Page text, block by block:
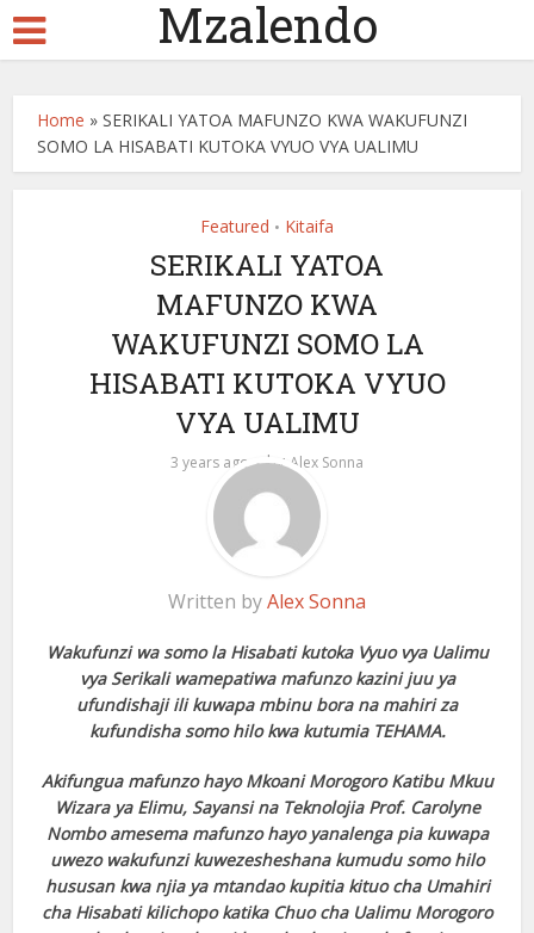
Mzalendo
Home »SERIKALI YATOA MAFUNZO KWA WAKUFUNZI
SOMO LA HISABATI KUTOKA VYUO VYA UALIMU
Featured • Kitaifa
SERIKALI YATOA
MAFUNZO KWA
WAKUFUNZI SOMO LA
HISABATI KUTOKA VYUO
VYA UALIMU
3 years ago by Alex Sonna
Written byAlex Sonna
Wakufunzi wa somo la Hisabati kutoka Vyuo vya Ualimu
vya Serikali wamepatiwa mafunzo kazini juu ya
ufundishaji ili kuwapa mbinu bora na mahiri za
kufundisha somo hilo kwa kutumia TEHAMA.
Akifungua mafunzo hayo Mkoani Morogoro Katibu Mkuu
Wizara ya Elimu, Sayansi na Teknolojia Prof. Carolyne
Nombo amesema mafunzo hayo yanalenga pia kuwapa
uwezo wakufunzi kuwezesheshana kumudu somo hilo
hususan kwa njia ya mtandao kupitia kituo cha Umahiri
cha Hisabati kilichopo katika Chuo cha Ualimu Morogoro